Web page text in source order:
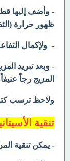
- وأضف إليها
ظهور حرارة
- ولإكمال
المزيج رجاً
ولاحظ ترسب
تنقية
- يمكن تنقية